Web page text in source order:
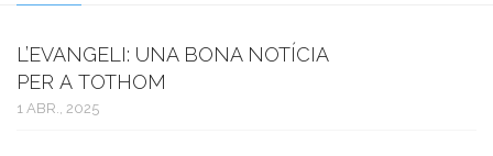
L’EVANGELI: UNA BONA NOTÍCIA
PER A TOTHOM
1 ABR., 2025